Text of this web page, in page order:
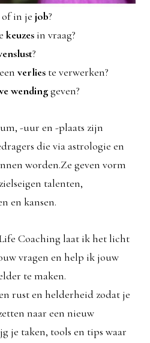
of in je job?
keuzes in vraag?
?
verlies te verwerken?
wendinggeven?
-uur en -plaats zijn
die via astrologie en
worden.Ze geven vorm
talenten,
en kansen.
Coaching laat ik het licht
vragen en help ik jouw
te maken.
rust en helderheid zodat je
naar een nieuw
je taken, tools en tips waar